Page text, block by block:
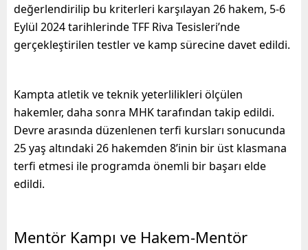
değerlendirilip bu kriterleri karşılayan 26 hakem, 5-6
Eylül 2024 tarihlerinde TFF Riva Tesisleri’nde
gerçekleştirilen testler ve kamp sürecine davet edildi.
Kampta atletik ve teknik yeterlilikleri ölçülen
hakemler, daha sonra MHK tarafından takip edildi.
Devre arasında düzenlenen terfi kursları sonucunda
25 yaş altındaki 26 hakemden 8’inin bir üst klasmana
terfi etmesi ile programda önemli bir başarı elde
edildi.
Mentör Kampı ve Hakem-Mentör